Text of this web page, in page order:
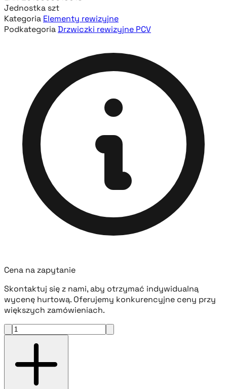
Jednostka szt
Kategoria Elementy rewizyjne
PodkategoriaDrzwiczki rewizyjne PCV
Cena na zapytanie
Skontaktuj się z nami, aby otrzymać indywidualną
wycenę hurtową. Oferujemy konkurencyjne ceny przy
większych zamówieniach.